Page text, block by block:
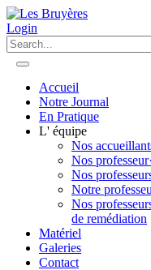
Login
Accueil
Notre Journal
En Pratique
L' équipe
Nos
Nos
Nos
Notre
Nos
de remédiation
Matériel
Galeries
Contact